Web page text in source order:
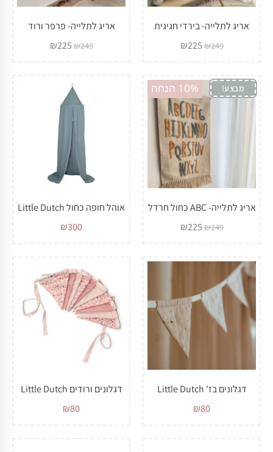
אריג לתלייה- בירדי חגיגית
₪249
₪225
אריג לתלייה- פרפר ורוד
₪249
₪225
10% הנחה מבצע!
אריג לתלייה- ABC כחול חרדל
₪249
₪225
אוהל חופה כחול Little Dutch
₪300
דגלונים בז' Little Dutch
₪80
דגלונים ורודים Little Dutch
₪80